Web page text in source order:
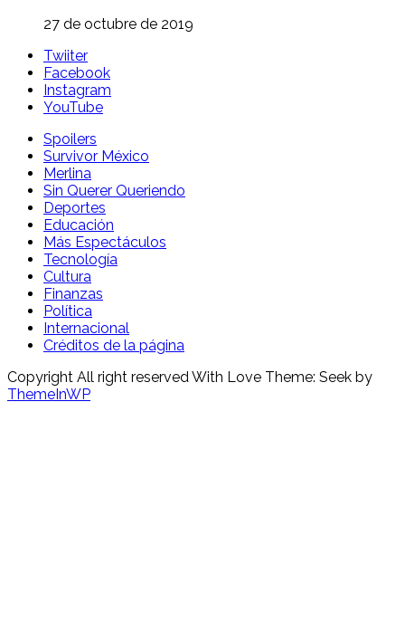
27 de octubre de 2019
Twiiter
Facebook
Instagram
YouTube
Spoilers
Survivor México
Merlina
Sin Querer Queriendo
Deportes
Educación
Más Espectáculos
Tecnología
Cultura
Finanzas
Política
Internacional
Créditos de la página
Copyright All right reserved With Love Theme: Seek by
ThemeInWP